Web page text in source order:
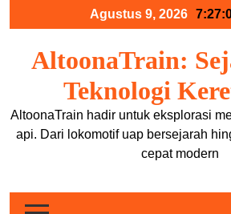
Agustus 9, 2026
AltoonaTrain:
Teknologi
AltoonaTrain hadir untuk eksplorasi
api. Dari lokomotif uap bersejarah
cepat modern